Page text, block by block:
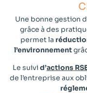
Une bonne gestion
grâce à des
permet la
l’environnement
Le suivi d’actions
de l’entreprise aux